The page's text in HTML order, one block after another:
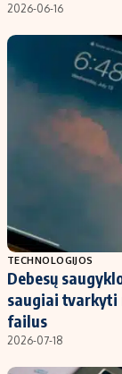
2026-06-16
TECHNOLOGIJOS
Debesų
saugiai tvarkyti
failus
2026-07-18